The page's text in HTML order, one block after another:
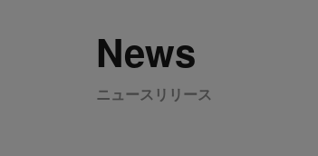
News
ニュースリリース